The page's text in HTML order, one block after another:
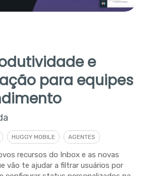
e
para equipes
HUGGY MOBILE AGENTES
recursos do Inbox e as novas
vão te ajudar a filtrar usuários por